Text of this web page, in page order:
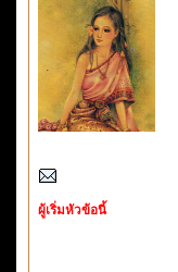
ผู้เริ่มหัวข้อนี้